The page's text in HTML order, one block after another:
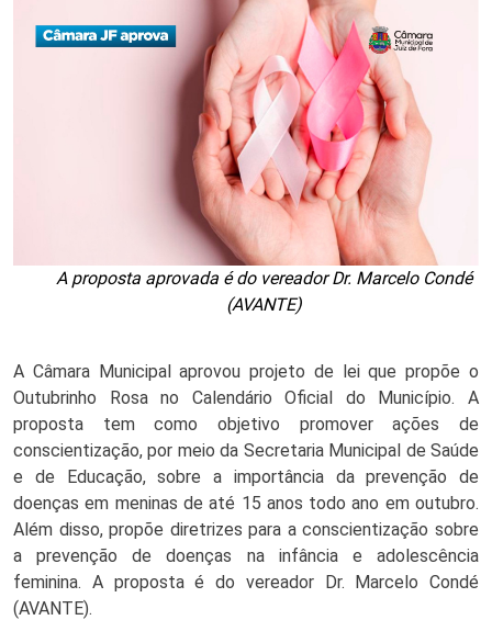
A proposta aprovada é do vereador Dr. Marcelo Condé
(AVANTE)
A Câmara Municipal aprovou projeto de lei que propõe o
Outubrinho Rosa no Calendário Oficial do Município. A
proposta tem como objetivo promover ações de
conscientização, por meio da Secretaria Municipal de Saúde
e de Educação, sobre a importância da prevenção de
doenças em meninas de até 15 anos todo ano em outubro.
Além disso, propõe diretrizes para a conscientização sobre
a prevenção de doenças na infância e adolescência
feminina. A proposta é do vereador Dr. Marcelo Condé
(AVANTE).